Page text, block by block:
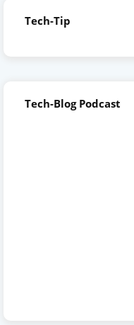
Tech-Tip
Tech-Blog Podcast